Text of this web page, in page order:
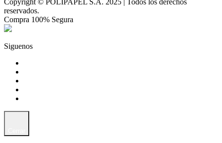
reservados.
Compra 100% Segura
Siguenos